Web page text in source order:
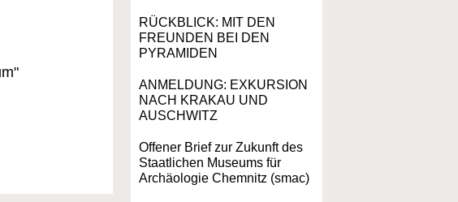
RÜCKBLICK: MIT DEN
FREUNDEN BEI DEN
PYRAMIDEN
ANMELDUNG: EXKURSION
NACH KRAKAU UND
AUSCHWITZ
Offener Brief zur Zukunft des
Staatlichen Museums für
Archäologie Chemnitz (smac)